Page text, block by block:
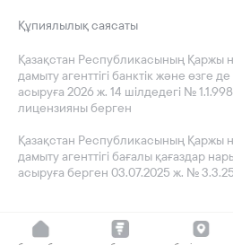
Қазақстан Республикасының Қаржы
дамыту агенттігі банктік және өзге
асыруға 2026 ж. 14 шілдедегі №
лицензияны берген
Қазақстан Республикасының Қаржы
дамыту агенттігі бағалы қағаздар
асыруға берген 03.07.2025 ж. №
Құпиялылық саясаты